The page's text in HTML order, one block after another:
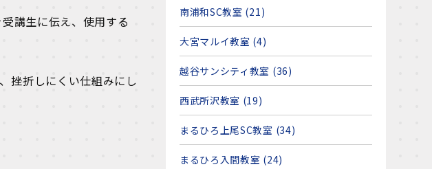
講生に伝え、使用する
挫折しにくい仕組みにし
南浦和SC教室 (21)
大宮マルイ教室 (4)
越谷サンシティ教室 (36)
西武所沢教室 (19)
まるひろ上尾SC教室 (34)
まるひろ入間教室 (24)